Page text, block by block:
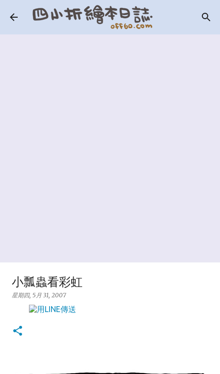
跳到主要內容
小瓢蟲看彩虹
星期四, 5月 31, 2007